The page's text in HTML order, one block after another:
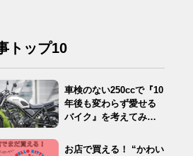
トップ10
車検のない250ccで『10
年後も変わらず愛せる
バイク』を考えてみ
お店で買える！ “かわい